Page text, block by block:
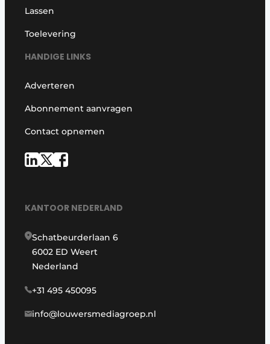
Lassen
Toelevering
HANDIGE LINKS
Adverteren
Abonnement aanvragen
Contact opnemen
KANTOOR NEDERLAND
Schatbeurderlaan 6
6002 ED Weert
Nederland
+31 495 450095
info@louwersmediagroep.nl